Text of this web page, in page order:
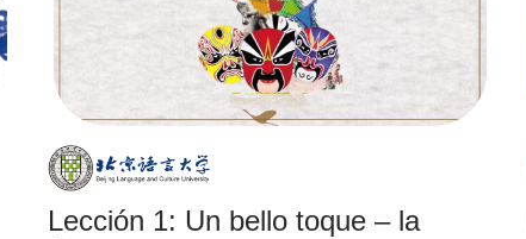
Lección 1: Un bello toque – la